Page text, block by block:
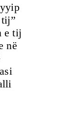
e tij
në